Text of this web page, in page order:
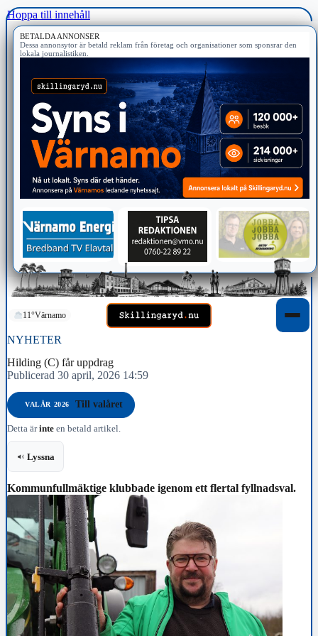
Hoppa till innehåll
BETALDA ANNONSER
Dessa annonsytor är betald reklam från företag och organisationer som sponsrar den
lokala journalistiken.
11°Värnamo
NYHETER
Hilding (C) får uppdrag
Publicerad 30 april, 2026 14:59
VALÅR 2026 Till valåret
Detta ärinte en betald artikel.
Lyssna
Kommunfullmäktige klubbade igenom ett flertal fyllnadsval.